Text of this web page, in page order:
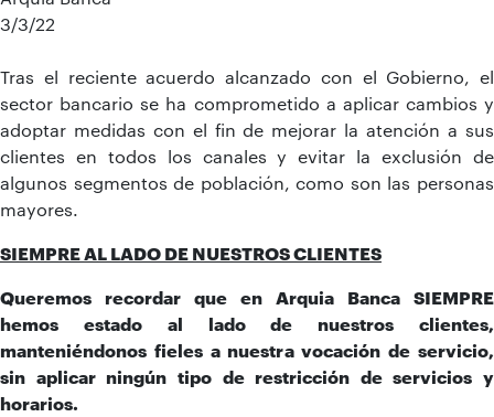
3/3/22
Tras el reciente acuerdo alcanzado con el Gobierno, el
sector bancario se ha comprometido a aplicar cambios y
adoptar medidas con el fin de mejorar la atención a sus
clientes en todos los canales y evitar la exclusión de
algunos segmentos de población, como son las personas
mayores.
SIEMPRE AL LADO DE NUESTROS CLIENTES
Queremos recordar que en Arquia Banca SIEMPRE
hemos estado al lado de nuestros clientes,
manteniéndonos fieles a nuestra vocación de servicio,
sin aplicar ningún tipo de restricción de servicios y
horarios.